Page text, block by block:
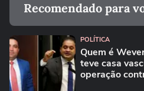
Recomendado para
POLÍTICA
Quem é
teve casa
operação